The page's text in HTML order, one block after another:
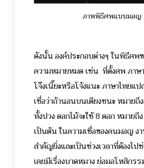
ภาพพิธีศพแบบมอญ
ดังนั้น องค์ประกอบต่างๆ ในพิธีศพ
ความหมายหมด เช่น ที่ตั้งศพ ภาษ
โจ๊งเนี๊ยะหรือโจ้งแนะ ภาษาไทยแป
เชื่อว่าถ้านอนบนเตียงชนะ หมายถึ
ทั้งปวง ดอกไม้จะใช้ 8 ดอก หมายถึ
เป็นต้น ในความเชื่อของคนมอญ ง
สำคัญยิ่งและเป็นช่วงเวลาที่ต้องไ
เคยมีเรื่องบาดหมาง ย่อมอโหสิกร